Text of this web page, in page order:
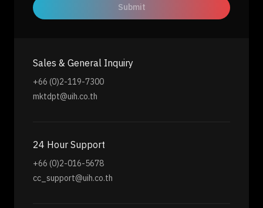
Submit
Sales & General Inquiry
+66 (0)2-119-7300
mktdpt@uih.co.th
24 Hour Support
+66 (0)2-016-5678
cc_support@uih.co.th